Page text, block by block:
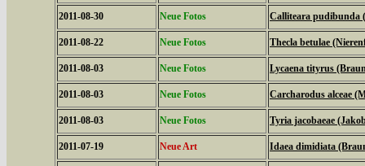
2011-08-30 Neue Fotos Calliteara pudibunda
2011-08-22 Neue Fotos Thecla betulae
2011-08-03 Neue Fotos Lycaena tityrus
2011-08-03 Neue Fotos Carcharodus alceae
2011-08-03 Neue Fotos Tyria jacobaeae
2011-07-19 Neue Art Idaea dimidiata